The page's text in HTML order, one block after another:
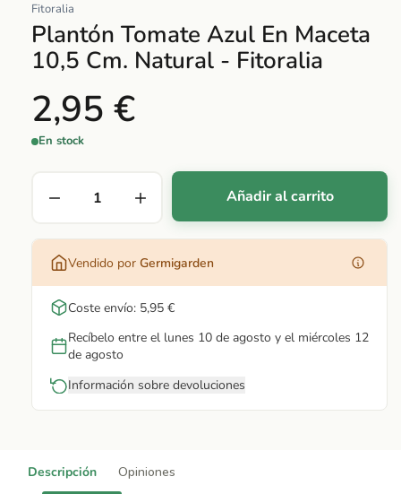
multimedia
1
en
una
ventana
modal
Fitoralia
Plantón Tomate Azul En Maceta
10,5 Cm. Natural - Fitoralia
2,95 €
En stock
Añadir al carrito
Vendido por Germigarden
Coste envío: 5,95 €
Recíbelo entre el lunes 10 de agosto y el miércoles 12
de agosto
Información sobre devoluciones
Descripción Opiniones